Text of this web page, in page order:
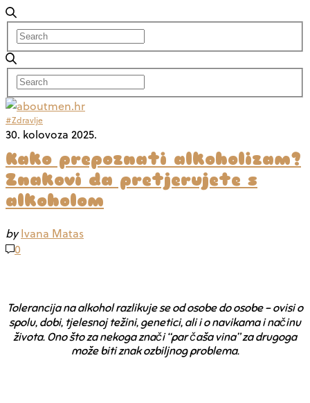
#Zdravlje
30. kolovoza 2025.
Kako prepoznati alkoholizam?
Znakovi da pretjerujete s
alkoholom
by Ivana Matas
0
Tolerancija na alkohol razlikuje se od osobe do osobe – ovisi o
spolu, dobi, tjelesnoj težini, genetici, ali i o navikama i načinu
života. Ono što za nekoga znači “par čaša vina” za drugoga
može biti znak ozbiljnog problema.